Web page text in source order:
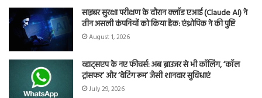
साइबर सुरक्षा परीक्षण के दौरान क्लॉड एआई (Claude AI) ने
तीन असली कंपनियों को किया हैक: एंथ्रोपिक ने की पुष्टि
August 1, 2026
व्हाट्सएप के नए फीचर्स: अब ब्राउजर से भी कॉलिंग, ‘कॉल
ट्रांसफर’ और ‘वेटिंग रूम’ जैसी शानदार सुविधाएं
July 29, 2026